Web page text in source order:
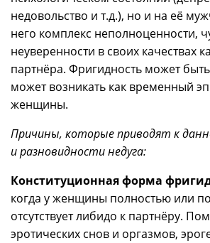
недовольство и т.д.), но и на её
него комплекс неполноценности,
неуверенности в своих качествах
партнёра. Фригидность может
может возникать как временный
женщины.
Причины, которые приводят к
и разновидности недуга:
Конституционная форма
когда у женщины полностью или
отсутствует либидо к партнёру.
эротических снов и оргазмов,